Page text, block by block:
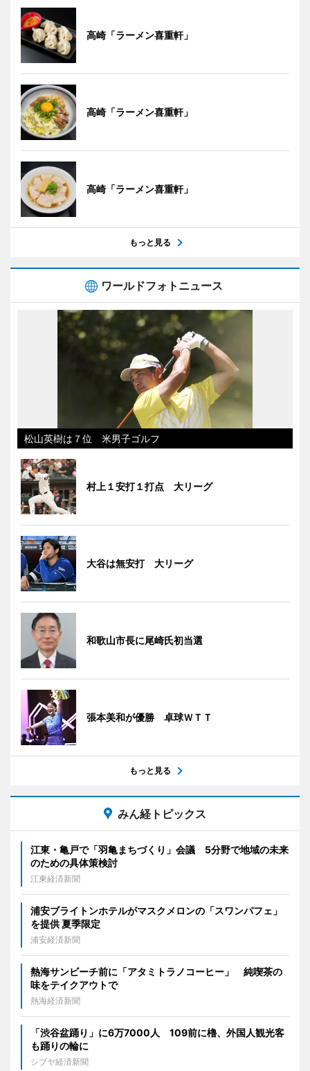
高崎「ラーメン喜重軒」
高崎「ラーメン喜重軒」
高崎「ラーメン喜重軒」
もっと見る
ワールドフォトニュース
松山英樹は７位 米男子ゴルフ
村上１安打１打点 大リーグ
大谷は無安打 大リーグ
和歌山市長に尾崎氏初当選
張本美和が優勝 卓球ＷＴＴ
もっと見る
みん経トピックス
江東・亀戸で「羽亀まちづくり」会議 5分野で地域の未来
のための具体策検討
江東経済新聞
浦安ブライトンホテルがマスクメロンの「スワンパフェ」
を提供 夏季限定
浦安経済新聞
熱海サンビーチ前に「アタミトラノコーヒー」 純喫茶の
味をテイクアウトで
熱海経済新聞
「渋谷盆踊り」に6万7000人 109前に櫓、外国人観光客
も踊りの輪に
シブヤ経済新聞